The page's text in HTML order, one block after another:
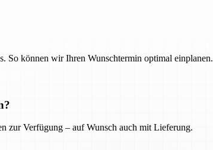
So können wir Ihren Wunschtermin optimal einplanen.
zur Verfügung – auf Wunsch auch mit Lieferung.